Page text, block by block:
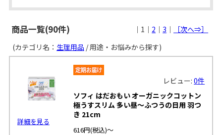
商品一覧(90件) ｜1｜ 2 ｜3 ｜
［次へ⇒］
(カテゴリ名： 生理用品 / 用途・お悩みから探す)
詳細を見る
レビュー:0件
ソフィ はだおもい オーガニックコットン
極うすスリム 多い昼～ふつうの日用 羽つ
き 21cm
616円(税込)～